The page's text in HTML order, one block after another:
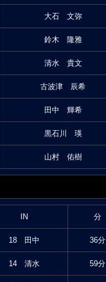
大石 文弥
鈴木 隆雅
清水 貴文
古波津 辰希
田中 輝希
黒石川 瑛
山村 佑樹
IN 分
18 田中 36分
14 清水 59分